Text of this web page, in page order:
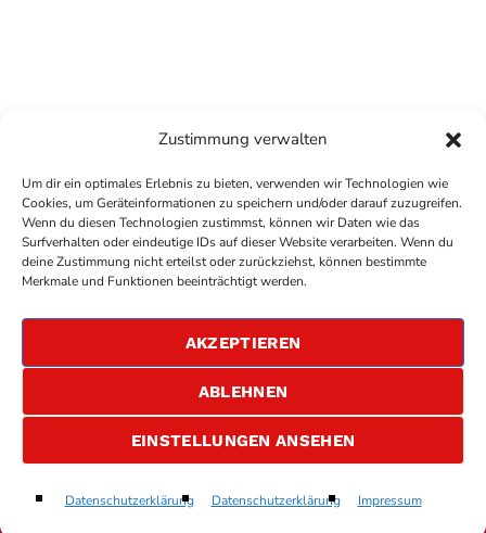
Zustimmung verwalten
Um dir ein optimales Erlebnis zu bieten, verwenden wir Technologien wie
Cookies, um Geräteinformationen zu speichern und/oder darauf zuzugreifen.
Wenn du diesen Technologien zustimmst, können wir Daten wie das
Surfverhalten oder eindeutige IDs auf dieser Website verarbeiten. Wenn du
deine Zustimmung nicht erteilst oder zurückziehst, können bestimmte
Merkmale und Funktionen beeinträchtigt werden.
AKZEPTIEREN
ABLEHNEN
EINSTELLUNGEN ANSEHEN
Datenschutzerklärung Datenschutzerklärung Impressum
play_arrow
29KW Teil8
COPYRIGHTANTENNE BAD KREUZNACH
DATENSCHUTZERKLÄRUNG
ALLGEMEINE GESCHÄFTSBEDINGUNGEN